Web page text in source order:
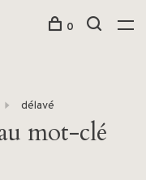
0
délavé
mot-clé